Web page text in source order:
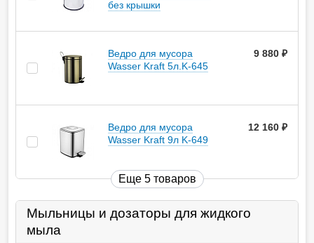
без крышки
Ведро для мусора
Wasser Kraft 5л.K-645
9 880
Ведро для мусора
Wasser Kraft 9л K-649
12 160
Еще 5 товаров
Мыльницы и дозаторы для жидкого
мыла